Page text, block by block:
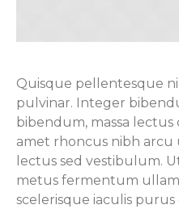
Quisque pellentesque
pulvinar. Integer
bibendum, massa
amet rhoncus nibh arcu
lectus sed vestibulum.
metus fermentum
scelerisque iaculis